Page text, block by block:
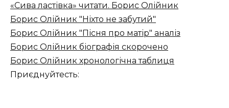
«Сива ластівка» читати. Борис Олійник
Борис Олійник "Ніхто не забутий"
Борис Олійник "Пісня про матір" аналіз
Борис Олійник біографія скорочено
Борис Олійник хронологічна таблиця
Приєднуйтесть: